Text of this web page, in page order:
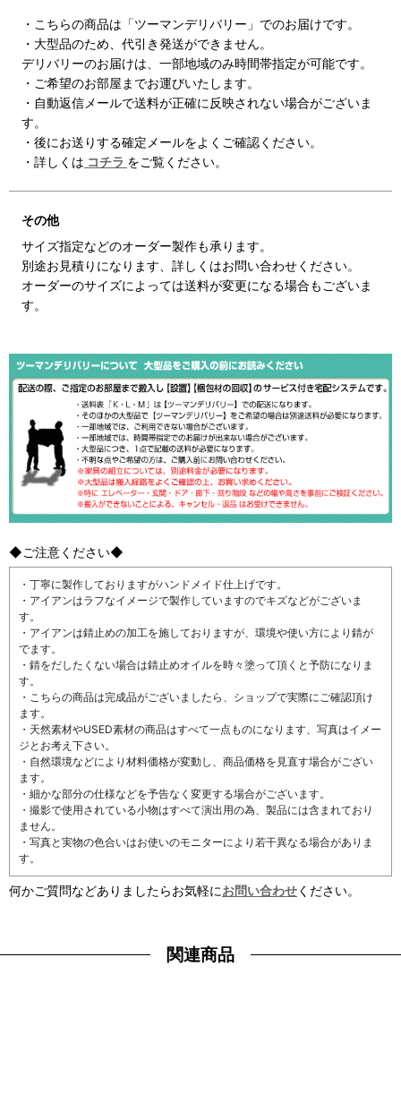
・こちらの商品は「ツーマンデリバリー」でのお届けです。
・大型品のため、代引き発送ができません。
デリバリーのお届けは、一部地域のみ時間帯指定が可能です。
・ご希望のお部屋までお運びいたします。
・自動返信メールで送料が正確に反映されない場合がございま
す。
・後にお送りする確定メールをよくご確認ください。
・詳しくは コチラ をご覧ください。
その他
サイズ指定などのオーダー製作も承ります。
別途お見積りになります、詳しくはお問い合わせください。
オーダーのサイズによっては送料が変更になる場合もございま
す。
◆ご注意ください◆
・丁寧に製作しておりますがハンドメイド仕上げです。
・アイアンはラフなイメージで製作していますのでキズなどがございま
す。
・アイアンは錆止めの加工を施しておりますが、環境や使い方により錆が
でます。
・錆をだしたくない場合は錆止めオイルを時々塗って頂くと予防になりま
す。
・こちらの商品は完成品がございましたら、ショップで実際にご確認頂け
ます。
・天然素材やUSED素材の商品はすべて一点ものになります、写真はイメー
ジとお考え下さい。
・自然環境などにより材料価格が変動し、商品価格を見直す場合がござい
ます。
・細かな部分の仕様などを予告なく変更する場合がございます。
・撮影で使用されている小物はすべて演出用の為、製品には含まれており
ません。
・写真と実物の色合いはお使いのモニターにより若干異なる場合がありま
す。
何かご質問などありましたらお気軽にお問い合わせください。
関連商品